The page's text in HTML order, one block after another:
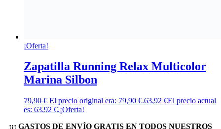
¡Oferta!
Zapatilla Running Relax Multicolor
Marina Silbon
79,90€ El precio original era: 79,90 €.63,92 €El precio actual
es: 63,92 €.¡Oferta!
¡¡¡ GASTOS DE ENVÍO GRATIS EN TODOS NUESTROS